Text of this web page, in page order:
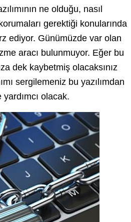
ne olduğu, nasıl
gerektiği konularında
ediyor. Günümüzde var olan
aracı bulunmuyor. Eğer bu
dek kaybetmiş olacaksınız
sergilemeniz bu yazılımdan
olacak.